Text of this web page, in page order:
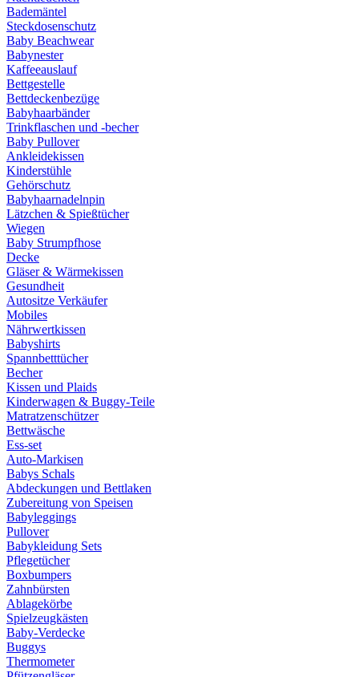
Bademäntel
Steckdosenschutz
Baby Beachwear
Babynester
Kaffeeauslauf
Bettgestelle
Bettdeckenbezüge
Babyhaarbänder
Trinkflaschen und -becher
Baby Pullover
Ankleidekissen
Kinderstühle
Gehörschutz
Babyhaarnadelnpin
Lätzchen & Spießtücher
Wiegen
Baby Strumpfhose
Decke
Gläser & Wärmekissen
Gesundheit
Autositze Verkäufer
Mobiles
Nährwertkissen
Babyshirts
Spannbetttücher
Becher
Kissen und Plaids
Kinderwagen & Buggy-Teile
Matratzenschützer
Bettwäsche
Ess-set
Auto-Markisen
Babys Schals
Abdeckungen und Bettlaken
Zubereitung von Speisen
Babyleggings
Pullover
Babykleidung Sets
Pflegetücher
Boxbumpers
Zahnbürsten
Ablagekörbe
Spielzeugkästen
Baby-Verdecke
Buggys
Thermometer